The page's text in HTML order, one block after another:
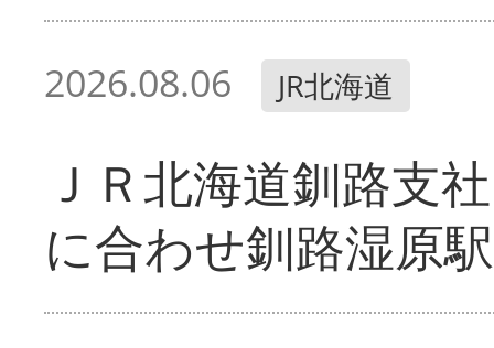
2026.08.06 JR北海道
ＪＲ北海道釧路支
に合わせ釧路湿原